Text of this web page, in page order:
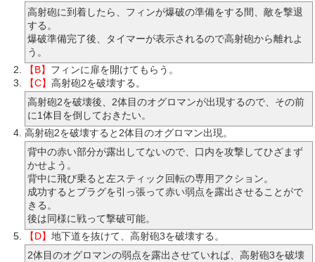
高射砲に到着したら、フィンが爆破の準備をする間、敵を撃退
する。
爆破準備完了後、タイマーが表示されるので高射砲から離れよ
う。
【B】 フィンに扉を開けてもらう。
【C】 高射砲2を破壊する。
高射砲2を破壊後、2体目のオグロマンが出現するので、その前
に1体目を倒しておきたい。
高射砲2を破壊すると2体目のオグロマン出現。
背中の赤い部分が露出してないので、口内を攻撃してひざまず
かせよう。
背中に飛び乗ると左スティック回転の専用アクション。
成功するとプラグを引っ張って赤い弱点を露出させることがで
きる。
後は同様に戦って撃破可能。
【D】 地下道を抜けて、高射砲3を破壊する。
2体目のオグロマンの弱点を露出させていれば、高射砲3を破壊